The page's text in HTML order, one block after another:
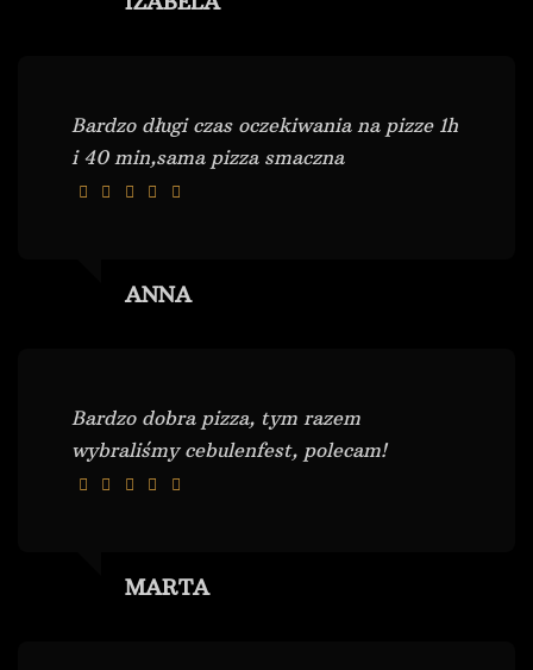
Bardzo długi czas oczekiwania na pizze 1h
i 40 min,sama pizza smaczna
ANNA
Bardzo dobra pizza, tym razem
wybraliśmy cebulenfest, polecam!
MARTA